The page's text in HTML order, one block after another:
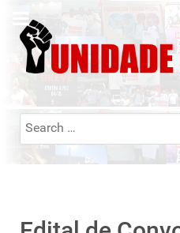
Search